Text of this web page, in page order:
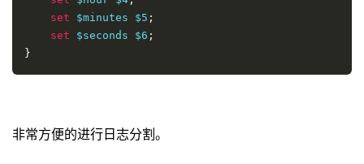
set $minutes $5 ;
set $seconds $6 ;
}
非常方便的进行日志分割。